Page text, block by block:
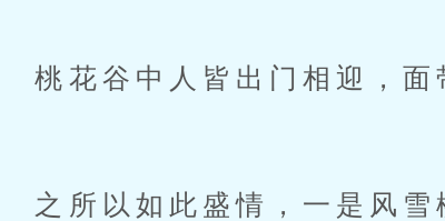
桃花谷中人皆出门相迎，面
之所以如此盛情，一是风雪